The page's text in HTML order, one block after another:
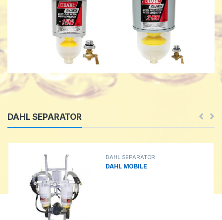
a
b
s
DAHL SEPARATOR
DAHL SEPARATOR
DAHL MOBILE